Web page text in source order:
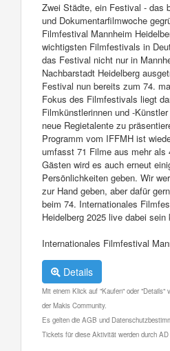
Zwei Städte, ein Festival - das
und Dokumentarfilmwoche
Filmfestival Mannheim
wichtigsten Filmfestivals in
das Festival nicht nur in
Nachbarstadt Heidelberg
Festival nun bereits zum 74.
Fokus des Filmfestivals liegt
Filmkünstlerinnen und -
neue Regietalente zu
Programm vom IFFMH ist
umfasst 71 Filme aus mehr als
Gästen wird es auch erneut
Persönlichkeiten geben. Wir
zur Hand geben, aber dafür
beim 74. Internationales
Heidelberg 2025 live dabei sein
Internationales Filmfestival
Details
Mit einem Klick auf "Kaufen" oder "Details"
der Makis Community.
Es gelten die AGB und
Tickets für diese Aktivität werden durch